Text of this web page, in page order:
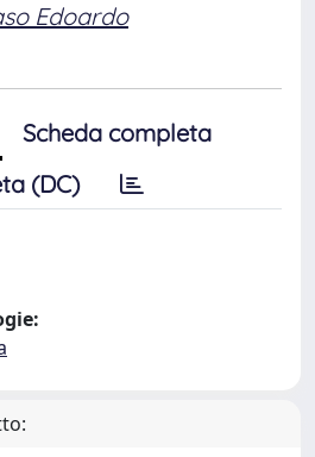
Edoardo
Scheda completa
(DC)